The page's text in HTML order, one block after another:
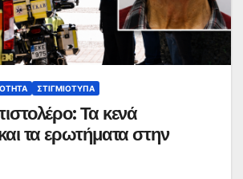
ΣΤΙΓΜΙΌΤΥΠΑ
Τα κενά
τα ερωτήματα στην